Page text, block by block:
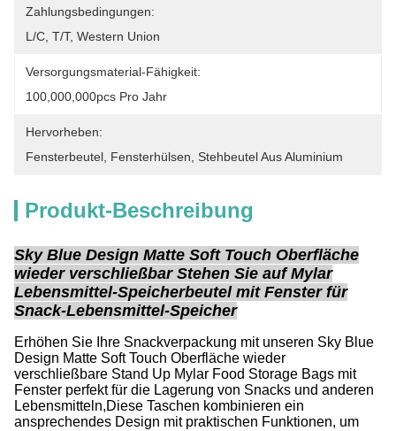
Zahlungsbedingungen:
L/C, T/T, Western Union
Versorgungsmaterial-Fähigkeit:
100,000,000pcs Pro Jahr
Hervorheben:
Fensterbeutel Fensterhülsen Stehbeutel Aus Aluminium
Produkt-Beschreibung
Sky Blue Design Matte Soft Touch Oberfläche
wieder verschließbar Stehen Sie auf Mylar
Lebensmittel-Speicherbeutel mit Fenster für
Snack-Lebensmittel-Speicher
Erhöhen Sie Ihre Snackverpackung mit unseren Sky Blue
Design Matte Soft Touch Oberfläche wieder
verschließbare Stand Up Mylar Food Storage Bags mit
Fenster perfekt für die Lagerung von Snacks und anderen
Lebensmitteln,Diese Taschen kombinieren ein
ansprechendes Design mit praktischen Funktionen, um